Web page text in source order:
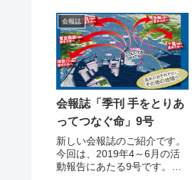
会報誌
会報誌「季刊 手をとりあ
ってつなぐ命」9号
新しい会報誌のご紹介です。
今回は、2019年4～6月の活
動報告にあたる9号です。概